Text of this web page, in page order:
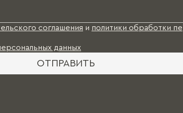
соглашения и политики обработки
данных
ОТПРАВИТЬ